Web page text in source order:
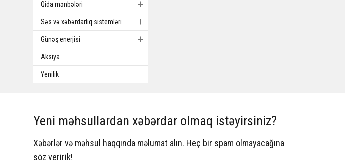
Qida mənbələri
Səs və xəbərdarlıq sistemləri
Günəş enerjisi
Aksiya
Yenilik
Yeni məhsullardan xəbərdar olmaq istəyirsiniz?
Xəbərlər və məhsul haqqında məlumat alın. Heç bir spam olmayacağına
söz veririk!